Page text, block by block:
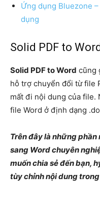
Ứng dụng Bluezone
dụng
Solid PDF to
Solid PDF to Word cũng
hỗ trợ chuyển đổi từ file
mất đi nội dung của file.
file Word ở định dạng
Trên đây là những
sang Word chuyên
muốn chia sẻ đến bạn,
tùy chỉnh nội dung